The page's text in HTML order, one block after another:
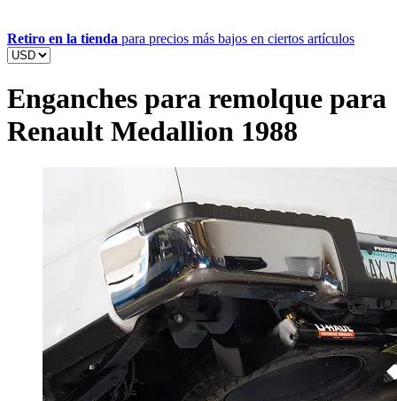
Retiro en la tienda para precios más bajos en ciertos artículos
Enganches para remolque para
Renault Medallion 1988